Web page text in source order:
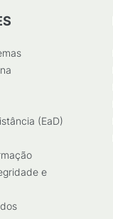
(EaD)
e